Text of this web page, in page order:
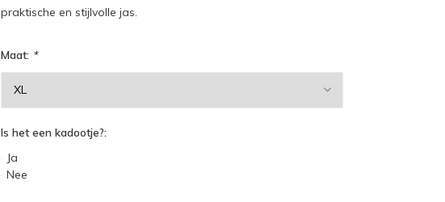
praktische en stijlvolle jas.
Maat: *
Is het een kadootje?:
Ja
Nee